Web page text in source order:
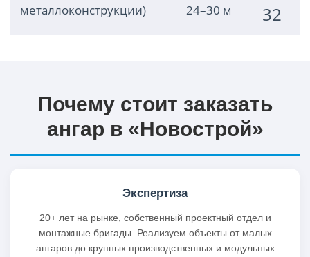
металлоконструкции)
24–30 м
32
Почему стоит заказать
ангар в «Новострой»
Экспертиза
20+ лет на рынке, собственный проектный отдел и
монтажные бригады. Реализуем объекты от малых
ангаров до крупных производственных и модульных